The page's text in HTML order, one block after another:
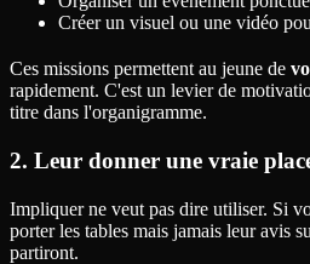
Créer un visuel ou une vidéo
Ces missions permettent au jeune de
rapidement. C'est un levier de
titre dans l'organigramme.
2. Leur donner une vraie
Impliquer ne veut pas dire utiliser. Si
porter les tables mais jamais leur avis
partiront.